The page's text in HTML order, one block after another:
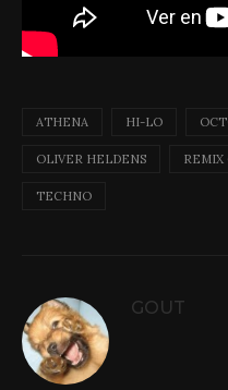
ATHENA HI-LO
OLIVER HELDENS REMIX
TECHNO
GOUT